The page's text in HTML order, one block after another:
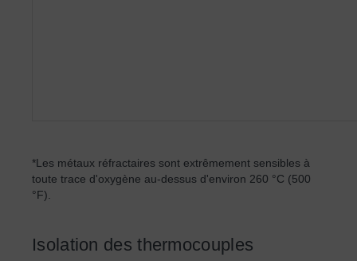
*Les métaux réfractaires sont extrêmement sensibles à
toute trace d'oxygène au-dessus d'environ 260 °C (500
°F).
Isolation des thermocouples